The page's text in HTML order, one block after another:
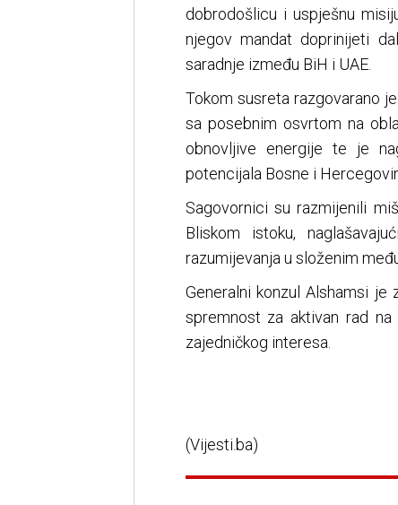
dobrodošlicu i uspješnu
njegov mandat doprinijeti
saradnje između BiH i UAE.
Tokom susreta razgovarano
sa posebnim osvrtom na
obnovljive energije te je
potencijala Bosne i
Sagovornici su razmijenili
Bliskom istoku,
razumijevanja u složenim
Generalni konzul Alshamsi
spremnost za aktivan rad
zajedničkog interesa.
(Vijesti.ba)